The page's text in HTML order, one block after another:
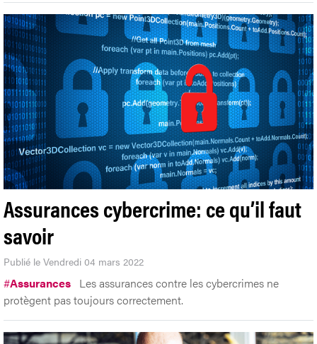
Assurances cybercrime: ce qu’il faut
savoir
Publié le Vendredi 04 mars 2022
#Assurances Les assurances contre les cybercrimes ne
protègent pas toujours correctement.